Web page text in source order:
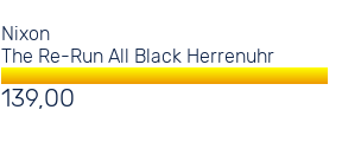
Nixon
The Re-Run All Black Herrenuhr
139,00